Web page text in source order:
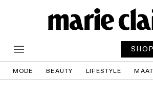
SHOP
MODE BEAUTY LIFESTYLE